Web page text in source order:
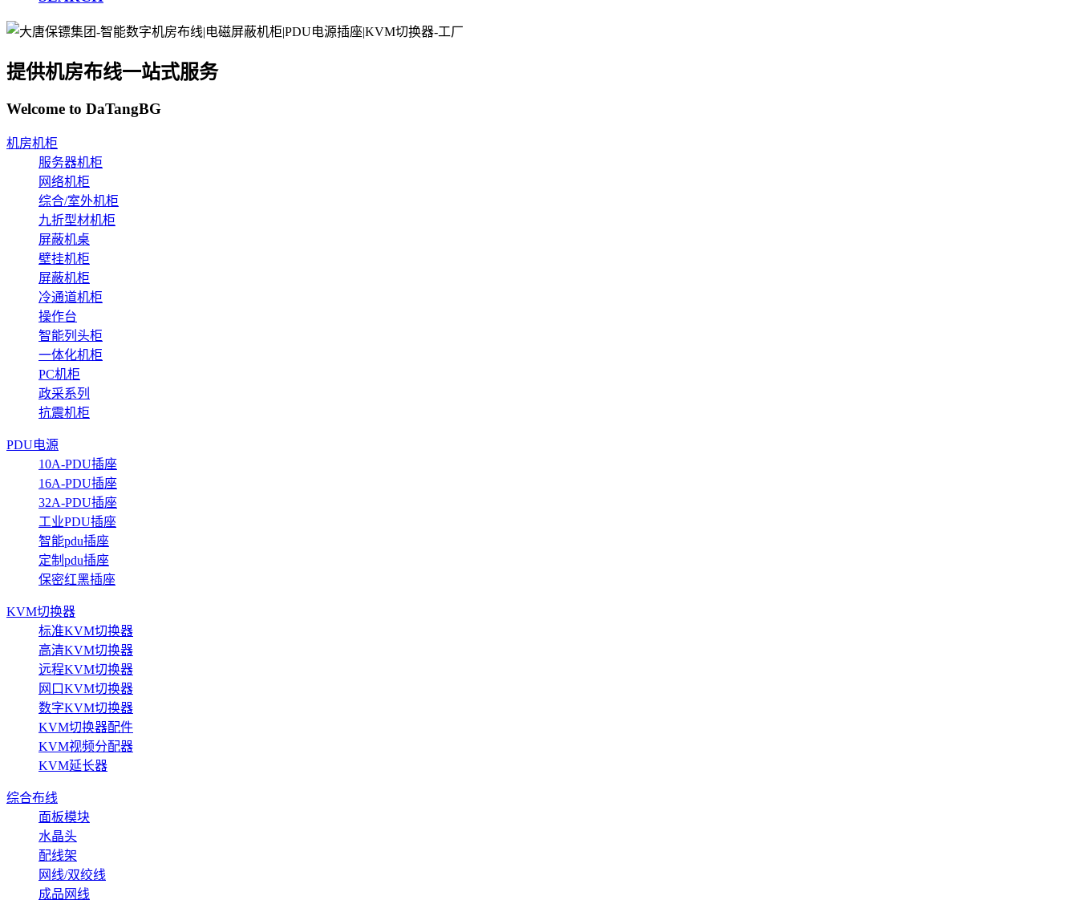
提供机房布线一站式服务
Welcome to DaTangBG
机房机柜
服务器机柜
网络机柜
综合/室外机柜
九折型材机柜
屏蔽机桌
壁挂机柜
屏蔽机柜
冷通道机柜
操作台
智能列头柜
一体化机柜
PC机柜
政采系列
抗震机柜
PDU电源
10A-PDU插座
16A-PDU插座
32A-PDU插座
工业PDU插座
智能pdu插座
定制pdu插座
保密红黑插座
KVM切换器
标准KVM切换器
高清KVM切换器
远程KVM切换器
网口KVM切换器
数字KVM切换器
KVM切换器配件
KVM视频分配器
KVM延长器
综合布线
面板模块
水晶头
配线架
网线/双绞线
成品网线